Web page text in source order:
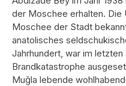
der Moschee erhalten.
Moschee der Stadt
anatolisches
Jahrhundert, war im
Brandkatastrophe
Muğla lebende